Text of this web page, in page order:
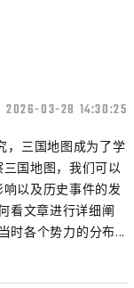
2026-03-28 14:30:25
，三国地图成为了学
国地图，我们可以
以及历史事件的发
看文章进行详细阐
时各个势力的分布...